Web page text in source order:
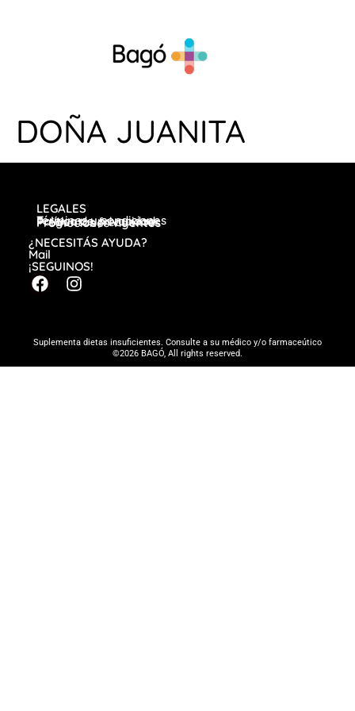
DOÑA JUANITA
LEGALES
Términos y condiciones
Política de privacidad
Preguntas frecuentes
Promociones vigentes
¿NECESITÁS AYUDA?
Mail
¡SEGUINOS!
Suplementa dietas insuficientes. Consulte a su médico y/o farmaceútico
©2026 BAGÓ, All rights reserved.